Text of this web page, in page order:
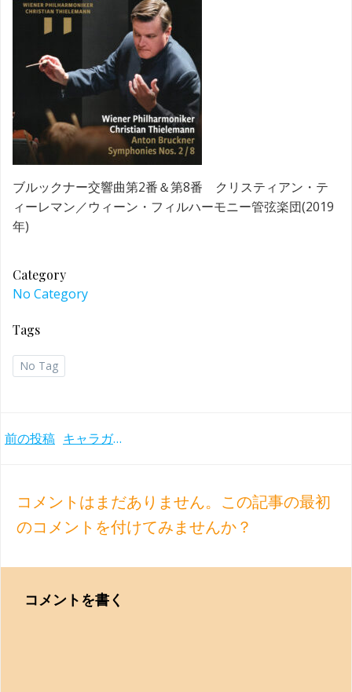
ブルックナー交響曲第2番＆第8番 クリスティアン・テ
ィーレマン／ウィーン・フィルハーモニー管弦楽団(2019
年)
Category
No Category
Tags
No Tag
Post
前の投稿 キャラガン第2稿によるブルックナーの交響曲第2番、ティーレマン×ウィーンフィルのライヴ録音(2019年)
コメントはまだありません。この記事の最初
のコメントを付けてみませんか？
コメントを書く